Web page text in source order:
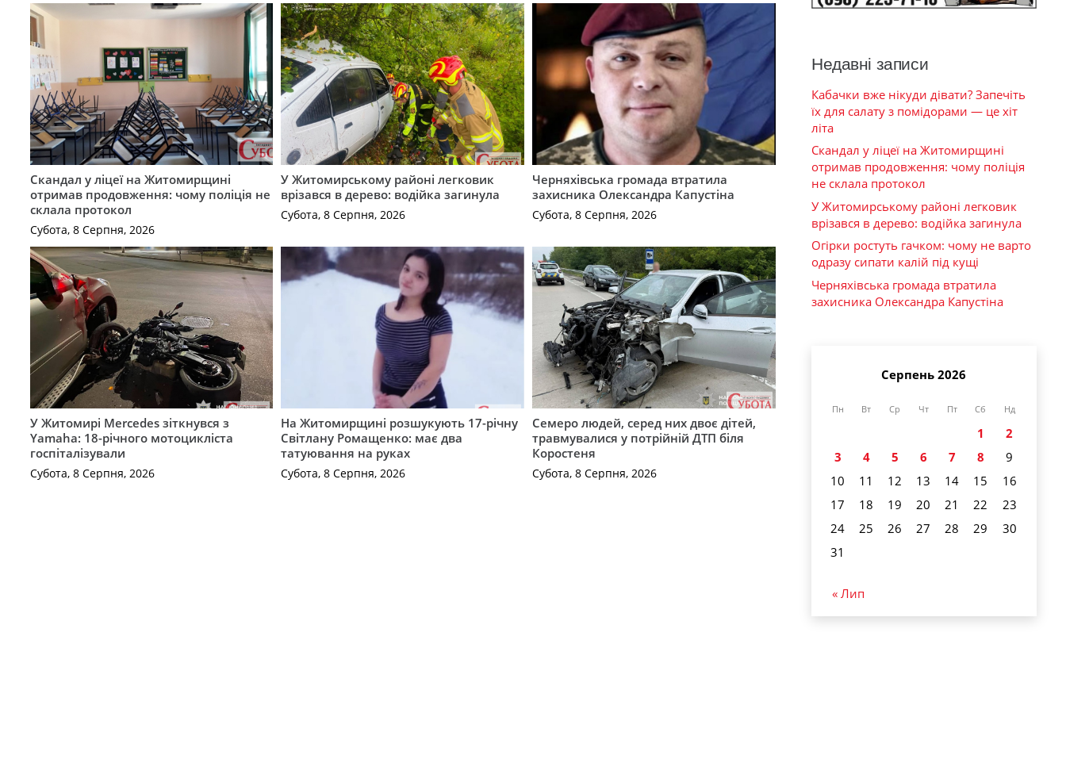
Скандал у ліцеї на Житомирщині
отримав продовження: чому поліція не
склала протокол
Субота, 8 Серпня, 2026
У Житомирському районі легковик
врізався в дерево: водійка загинула
Субота, 8 Серпня, 2026
Черняхівська громада втратила
захисника Олександра Капустіна
Субота, 8 Серпня, 2026
У Житомирі Mercedes зіткнувся з
Yamaha: 18-річного мотоцикліста
госпіталізували
Субота, 8 Серпня, 2026
На Житомирщині розшукують 17-річну
Світлану Ромащенко: має два
татуювання на руках
Субота, 8 Серпня, 2026
Семеро людей, серед них двоє дітей,
травмувалися у потрійній ДТП біля
Коростеня
Субота, 8 Серпня, 2026
Недавні записи
Кабачки вже нікуди дівати? Запечіть
їх для салату з помідорами — це хіт
літа
Скандал у ліцеї на Житомирщині
отримав продовження: чому поліція
не склала протокол
У Житомирському районі легковик
врізався в дерево: водійка загинула
Огірки ростуть гачком: чому не варто
одразу сипати калій під кущі
Черняхівська громада втратила
захисника Олександра Капустіна
Серпень 2026
Пн Вт Ср Чт Пт Сб Нд
1
2
3
4 5 6 7 8
9
10
11 12 13 14 15
16
17
18 19 20 21 22
23
24
25 26 27 28 29
30
31
« Лип